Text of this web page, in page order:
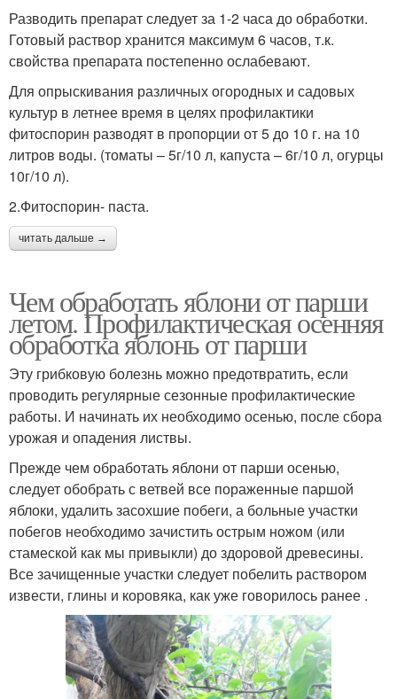
Разводить препарат следует за 1-2 часа до обработки.
Готовый раствор хранится максимум 6 часов, т.к.
свойства препарата постепенно ослабевают.
Для опрыскивания различных огородных и садовых
культур в летнее время в целях профилактики
фитоспорин разводят в пропорции от 5 до 10 г. на 10
литров воды. (томаты – 5г/10 л, капуста – 6г/10 л, огурцы
10г/10 л).
2.Фитоспорин- паста.
читать дальше →
Чем обработать яблони от парши
летом. Профилактическая осенняя
обработка яблонь от парши
Эту грибковую болезнь можно предотвратить, если
проводить регулярные сезонные профилактические
работы. И начинать их необходимо осенью, после сбора
урожая и опадения листвы.
Прежде чем обработать яблони от парши осенью,
следует обобрать с ветвей все пораженные паршой
яблоки, удалить засохшие побеги, а больные участки
побегов необходимо зачистить острым ножом (или
стамеской как мы привыкли) до здоровой древесины.
Все зачищенные участки следует побелить раствором
извести, глины и коровяка, как уже говорилось ранее .